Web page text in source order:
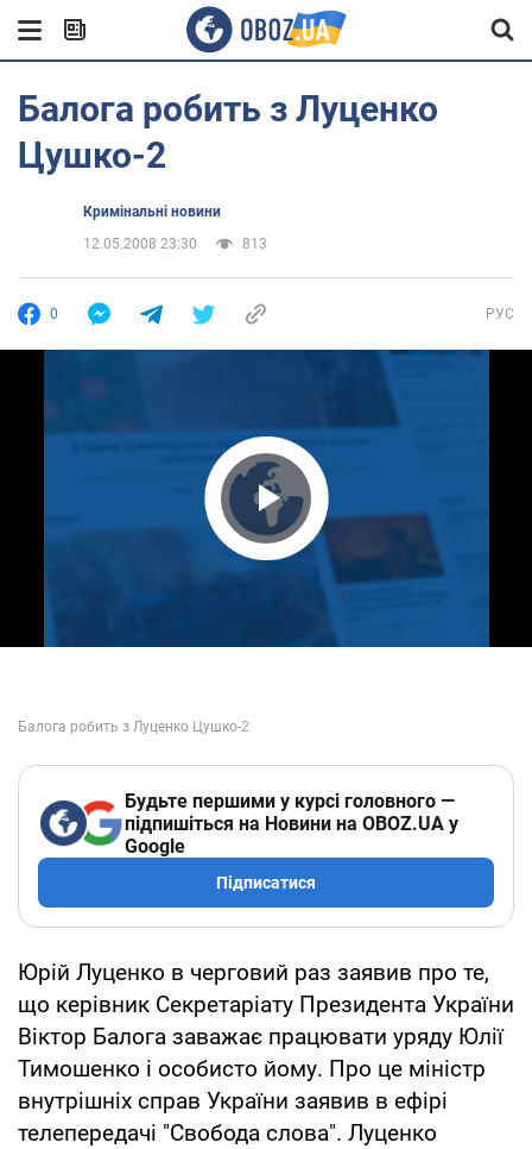
Балога робить з Луценко
Цушко-2
Кримінальні новини
12.05.2008 23:30
813
0 РУС
Play Video
Будьте першими у курсі головного —
підпишіться на Новини на OBOZ.UA у
Google
Підписатися
Юрій Луценко в черговий раз заявив про те,
що керівник Секретаріату Президента України
Віктор Балога заважає працювати уряду Юлії
Тимошенко і особисто йому. Про це міністр
внутрішніх справ України заявив в ефірі
телепередачі "Свобода слова". Луценко